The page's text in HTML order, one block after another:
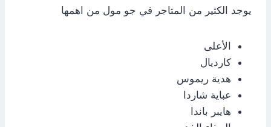
يوجد الكثير من المتاجر في جو مول من اهمها
الأعلى
كارديال
هدية ريموس
عباية شاردا
هايبر باندا